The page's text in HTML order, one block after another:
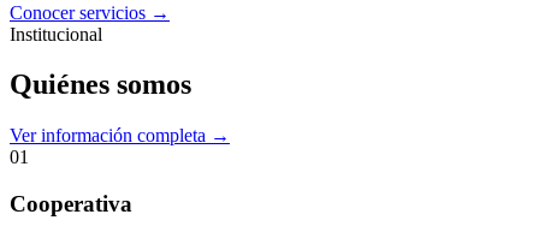
Conocer servicios →
Institucional
Quiénes somos
Ver información completa →
01
Cooperativa